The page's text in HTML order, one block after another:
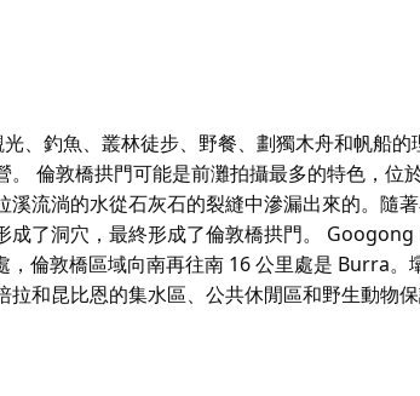
、釣魚、叢林徒步、野餐、劃獨木舟和帆船的
。 倫敦橋拱門可能是前灘拍攝最多的特色，位
溪流淌的水從石灰石的裂縫中滲漏出來的。隨
成了洞穴，最終形成了倫敦橋拱門。
倫敦橋區域向南再往南 16 公里處是 Burra。
和昆比恩的集水區、公共休閒區和野生動物保
，不允許露營。